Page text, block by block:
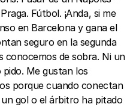
Fútbol. ¡Anda, si me
en Barcelona y gana el
seguro en la segunda
conocemos de sobra. Ni un
Me gustan los
porque cuando conectan
gol o el árbitro ha pitado